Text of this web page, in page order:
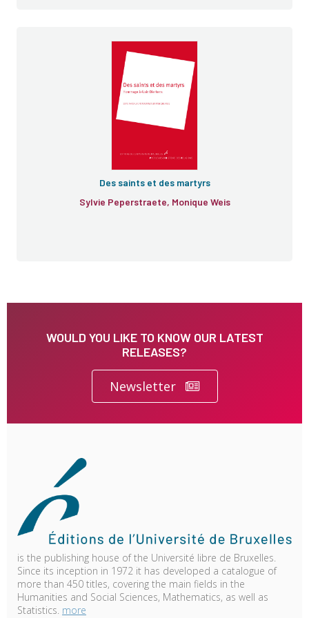
Des saints et des martyrs
Sylvie Peperstraete, Monique Weis
Problèmes d'histoire des religions
WOULD YOU LIKE TO KNOW OUR LATEST
RELEASES?
Newsletter
is the publishing house of the Université libre de Bruxelles.
Since its inception in 1972 it has developed a catalogue of
more than 450 titles, covering the main fields in the
Humanities and Social Sciences, Mathematics, as well as
Statistics. more